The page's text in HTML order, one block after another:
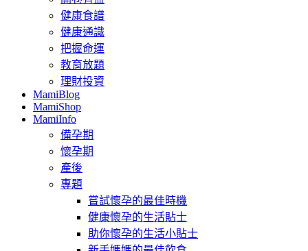
健康食譜
健康通識
把握命運
教育放題
理財投資
MamiBlog
MamiShop
MamiInfo
備孕期
懷孕期
產後
專題
嘗試懷孕的最佳時機
健康懷孕的生活貼士
助你懷孕的生活小貼士